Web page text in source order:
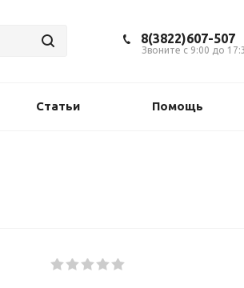
8(3822)607-507
Звоните с 9:00 до
Статьи Помощь